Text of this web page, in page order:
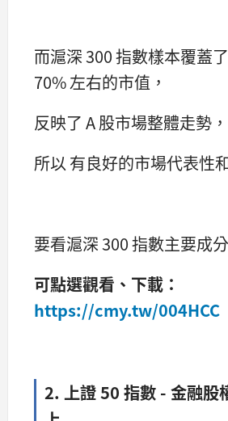
而滬深 300 指數樣本覆蓋
70% 左右的市值，
反映了 A 股市場整體走勢，
所以 有良好的市場代表性
要看滬深 300 指數主要成
可點選觀看、下載：
https://cmy.tw/004HCC
2. 上證 50 指數 - 金融股